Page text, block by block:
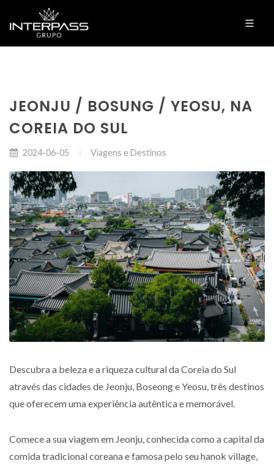
JEONJU / BOSUNG / YEOSU, NA
COREIA DO SUL
2024-06-05 Viagens e Destinos
Descubra a beleza e a riqueza cultural da Coreia do Sul
através das cidades de Jeonju, Boseong e Yeosu, três destinos
que oferecem uma experiência autêntica e memorável.
Comece a sua viagem em Jeonju, conhecida como a capital da
comida tradicional coreana e famosa pelo seu hanok village,